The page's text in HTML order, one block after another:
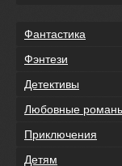
Фантастика
Фэнтези
Детективы
Любовные
Приключения
Детям